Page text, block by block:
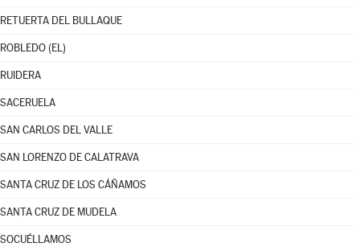
RETUERTA DEL BULLAQUE
ROBLEDO (EL)
RUIDERA
SACERUELA
SAN CARLOS DEL VALLE
SAN LORENZO DE CALATRAVA
SANTA CRUZ DE LOS CÁÑAMOS
SANTA CRUZ DE MUDELA
SOCUÉLLAMOS